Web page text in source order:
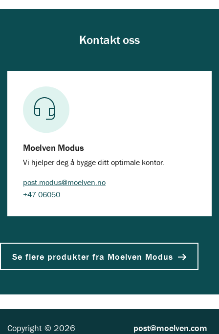
Kontakt oss
Moelven Modus
Vi hjelper deg å bygge ditt optimale kontor.
post.modus@moelven.no
+47 06050
Se flere produkter fra Moelven Modus
Copyright © 2026
post@moelven.com